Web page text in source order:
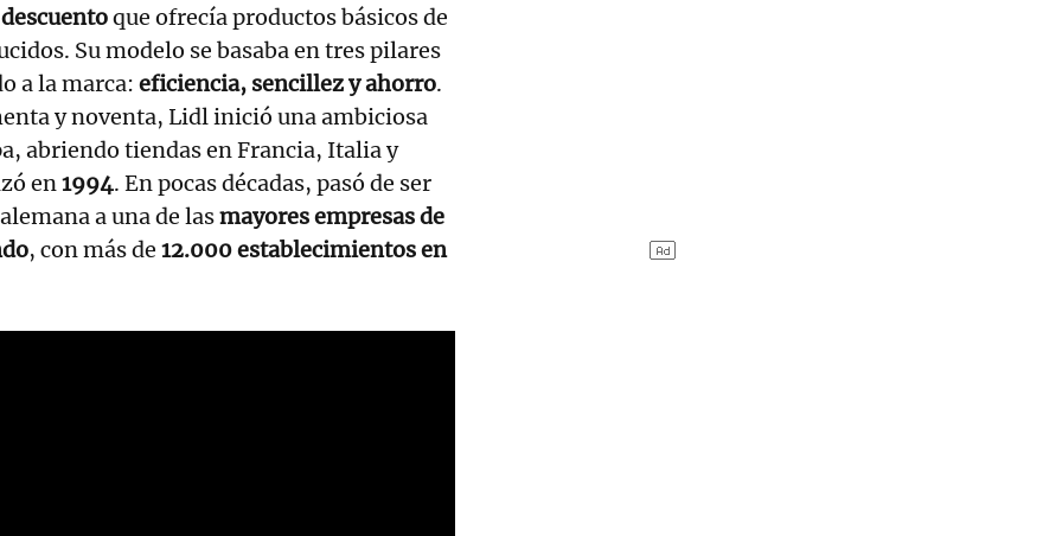
que ofrecía productos básicos de
Su modelo se basaba en tres pilares
a la marca: eficiencia, sencillez y ahorro.
y noventa, Lidl inició una ambiciosa
abriendo tiendas en Francia, Italia y
en1994. En pocas décadas, pasó de ser
a una de lasmayores empresas de
, con más de 12.000 establecimientos en